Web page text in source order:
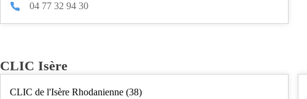
04 77 32 94 30
CLIC Isère
CLIC de l'Isère Rhodanienne (38)